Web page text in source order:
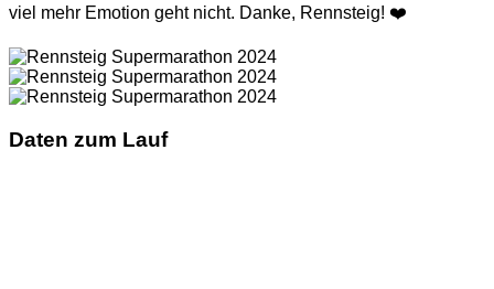
viel mehr Emotion geht nicht. Danke, Rennsteig! ❤️
Daten zum Lauf